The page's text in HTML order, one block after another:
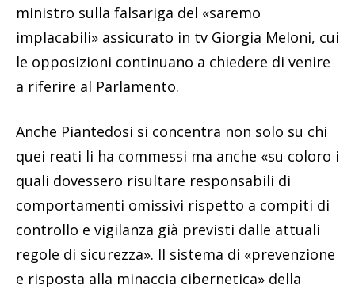
ministro sulla falsariga del «saremo
implacabili» assicurato in tv Giorgia Meloni, cui
le opposizioni continuano a chiedere di venire
a riferire al Parlamento.
Anche Piantedosi si concentra non solo su chi
quei reati li ha commessi ma anche «su coloro i
quali dovessero risultare responsabili di
comportamenti omissivi rispetto a compiti di
controllo e vigilanza già previsti dalle attuali
regole di sicurezza». Il sistema di «prevenzione
e risposta alla minaccia cibernetica» della